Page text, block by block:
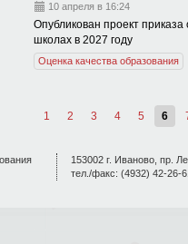
10 апреля в 16:24
Опубликован проект
школах в 2027 году
Оценка качества образования
1 2 3 4 5 6
153002 г. Иваново, пр.
тел./факс: (4932) 42-26-